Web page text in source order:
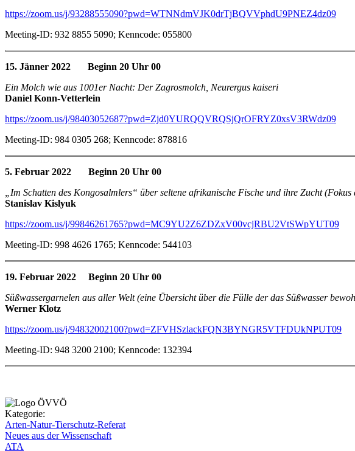
https://zoom.us/j/93288555090?pwd=WTNNdmVJK0drTjBQVVphdU9PNEZ4dz09
Meeting-ID: 932 8855 5090; Kenncode: 055800
15. Jänner 2022 Beginn 20 Uhr 00
Ein Molch wie aus 1001er Nacht: Der Zagrosmolch, Neurergus kaiseri
Daniel Konn-Vetterlein
https://zoom.us/j/98403052687?pwd=Zjd0YURQQVRQSjQrOFRYZ0xsV3RWdz09
Meeting-ID: 984 0305 268; Kenncode: 878816
5. Februar 2022 Beginn 20 Uhr 00
„Im Schatten des Kongosalmlers“ über seltene afrikanische Fische und ihre Zucht
Stanislav Kislyuk
https://zoom.us/j/99846261765?pwd=MC9YU2Z6ZDZxV00vcjRBU2VtSWpYUT09
Meeting-ID: 998 4626 1765; Kenncode: 544103
19. Februar 2022 Beginn 20 Uhr 00
Süßwassergarnelen aus aller Welt (eine Übersicht über die Fülle der das Süßwasser
Werner Klotz
https://zoom.us/j/94832002100?pwd=ZFVHSzlackFQN3BYNGR5VTFDUkNPUT09
Meeting-ID: 948 3200 2100; Kenncode: 132394
Kategorie:
Arten-Natur-Tierschutz-Referat
Neues aus der Wissenschaft
ATA